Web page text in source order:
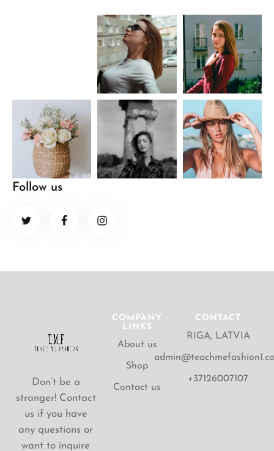
Follow us
Don’t be a
stranger! Contact
us if you have
any questions or
want to inquire
COMPANY
LINKS
About us
Shop
Contact us
CONTACT
RIGA, LATVIA
+37126007107